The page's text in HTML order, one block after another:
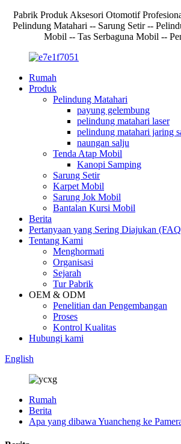
Pabrik Produk Aksesori Otomotif
Pelindung Matahari -- Sarung Setir --
Mobil -- Tas Serbaguna Mobil --
Rumah
Produk
Pelindung Matahari
payung gelembung
pelindung matahari laser
pelindung matahari jaring
naungan salju
Tenda Atap Mobil
Kanopi Samping
Sarung Setir
Karpet Mobil
Sarung Jok Mobil
Bantalan Kursi Mobil
Berita
Pertanyaan yang Sering Diajukan
Tentang Kami
Menghormati
Organisasi
Sejarah
Tur Pabrik
OEM & ODM
Penelitian dan Pengembangan
Proses
Kontrol Kualitas
Hubungi kami
English
Rumah
Berita
Apa yang dibawa Yuancheng ke